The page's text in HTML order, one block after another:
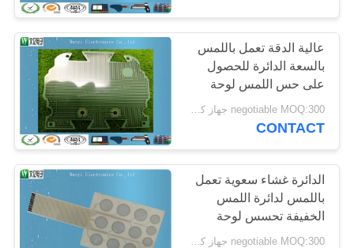
اطلب
اقتباس
خريطة
الموقع
PRIVACY
POLICY
عالية الدقة تعمل باللمس
بالسعة الدائرة للحصول
على حس اللمس لوحة
المفاتيح عالية الحساسية
negotiable MOQ:300 جهاز كمبيوتر شخصى / النظام
CONTACT
الدائرة غشاء سعوية تعمل
باللمس لدائرة اللمس
الخفيفة تحسس لوحة
المفاتيح الجميلة الاستقرار
negotiable MOQ:300 جهاز كمبيوتر شخصى / النظام